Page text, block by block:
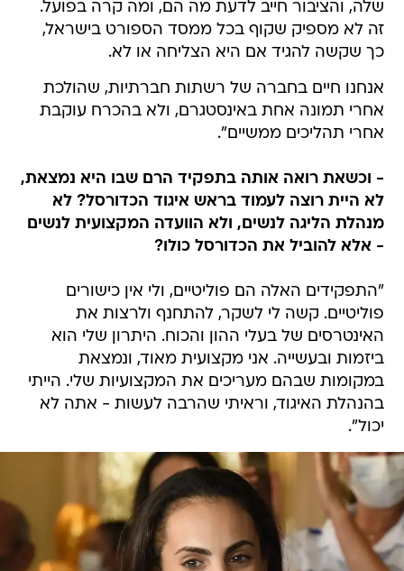
שלה, והציבור חייב לדעת מה הם, ומה קרה בפועל.
זה לא מספיק שקוף בכל ממסד הספורט בישראל,
כך שקשה להגיד אם היא הצליחה או לא.
אנחנו חיים בחברה של רשתות חברתיות, שהולכת
אחרי תמונה אחת באינסטגרם, ולא בהכרח עוקבת
אחרי תהליכים ממשיים".
- וכשאת רואה אותה בתפקיד הרם שבו היא נמצאת,
לא היית רוצה לעמוד בראש איגוד הכדורסל? לא
מנהלת הליגה לנשים, ולא הוועדה המקצועית לנשים
- אלא להוביל את הכדורסל כולו?
"התפקידים האלה הם פוליטיים, ולי אין כישורים
פוליטיים. קשה לי לשקר, להתחנף ולרצות את
האינטרסים של בעלי ההון והכוח. היתרון שלי הוא
ביזמות ובעשייה. אני מקצועית מאוד, ונמצאת
במקומות שבהם מעריכים את המקצועיות שלי. הייתי
בהנהלת האיגוד, וראיתי שהרבה לעשות - אתה לא
יכול".